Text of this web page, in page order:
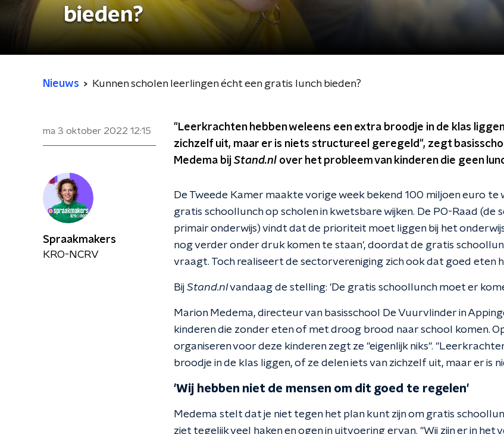
bieden?
Nieuws Kunnen scholen leerlingen écht een gratis lunch bieden?
ma 3 oktober 2022 12:15
"Leerkrachten hebben weleens een extra broodje in de klas
zichzelf uit, maar er is niets structureel geregeld", zegt
Medema bij Stand.nl over het probleem van kinderen die geen
De Tweede Kamer maakte vorige week bekend 100 miljoen euro te
gratis schoollunch op scholen in kwetsbare wijken. De PO-Raad
primair onderwijs) vindt dat de prioriteit moet liggen bij het
nog verder onder druk komen te staan', doordat de gratis
vraagt. Toch realiseert de sectorvereniging zich ook dat goed eten
Bij Stand.nlvandaag de stelling: 'De gratis schoollunch moet er
Marion Medema, directeur van basisschool De Vuurvlinder in
kinderen die zonder eten of met droog brood naar school komen.
organiseren voor deze kinderen zegt ze "eigenlijk niks".
broodje in de klas liggen, of ze delen iets van zichzelf uit, maar er is
'Wij hebben niet de mensen om dit goed te regelen'
Medema stelt dat je niet tegen het plan kunt zijn om gratis
ziet tegelijk veel haken en ogen in uitvoering ervan. "Wij zijn er in het
Spraakmakers
KRO-NCRV